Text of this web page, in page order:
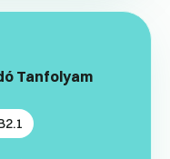
Tanfolyam